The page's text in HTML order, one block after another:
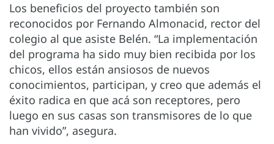
Los beneficios del proyecto también son
reconocidos por Fernando Almonacid, rector del
colegio al que asiste Belén. “La implementación
del programa ha sido muy bien recibida por los
chicos, ellos están ansiosos de nuevos
conocimientos, participan, y creo que además el
éxito radica en que acá son receptores, pero
luego en sus casas son transmisores de lo que
han vivido”, asegura.